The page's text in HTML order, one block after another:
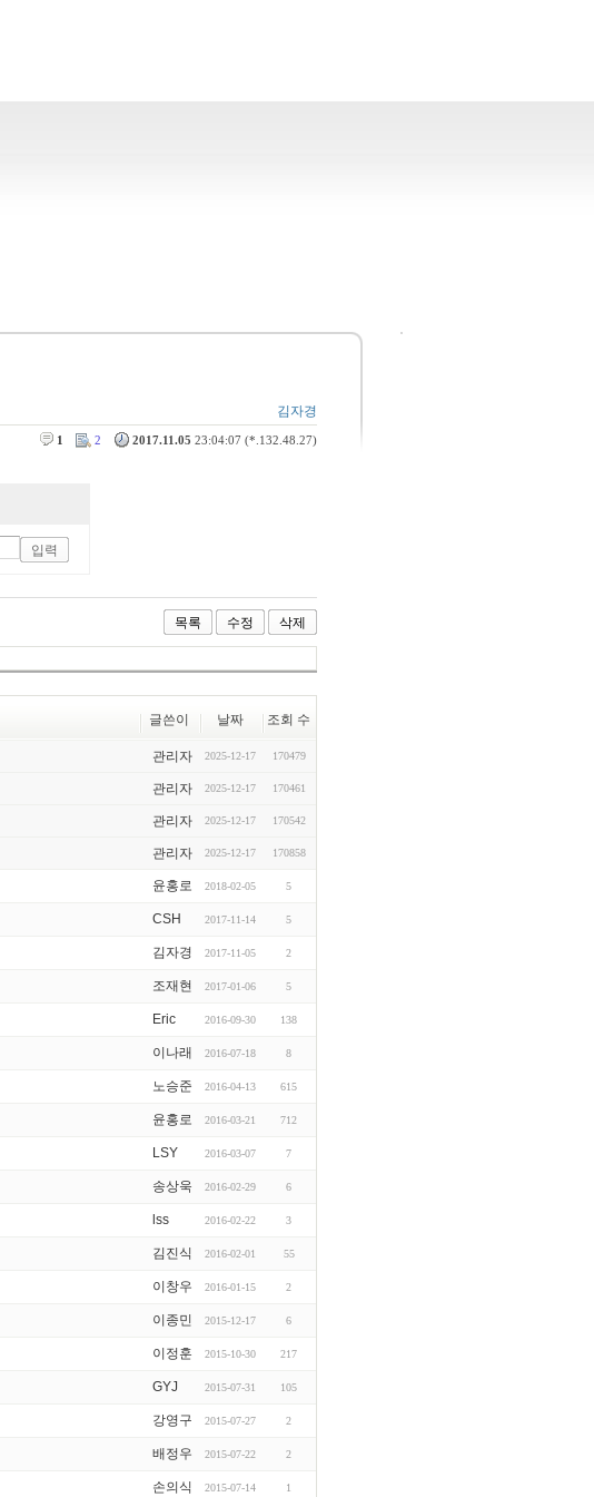
김자경
2017.11.05 23:04:07 (*.132.48.27)
2
1
목록 수정 삭제
글쓴이 날짜 조회 수
관리자 2025-12-17 170479
관리자 2025-12-17 170461
관리자 2025-12-17 170542
관리자 2025-12-17 170858
윤홍로 2018-02-05 5
CSH 2017-11-14 5
김자경 2017-11-05 2
조재현 2017-01-06 5
Eric 2016-09-30 138
이나래 2016-07-18 8
노승준 2016-04-13 615
윤홍로 2016-03-21 712
LSY 2016-03-07 7
송상욱 2016-02-29 6
lss 2016-02-22 3
김진식 2016-02-01 55
이창우 2016-01-15 2
이종민 2015-12-17 6
이정훈 2015-10-30 217
GYJ 2015-07-31 105
강영구 2015-07-27 2
배정우 2015-07-22 2
손의식 2015-07-14 1